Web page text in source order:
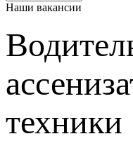
Наши вакансии
техники